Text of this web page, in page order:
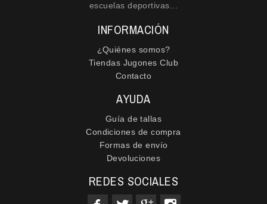
escuelas deportivas...
INFORMACIÓN
¿Quiénes somos?
Tiendas Jugones Club
Contacto
AYUDA
Guía de tallas
Condiciones de compra
Formas de envío
Devoluciones
REDES SOCIALES